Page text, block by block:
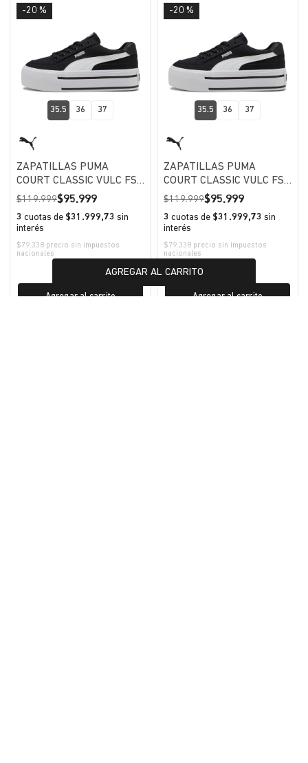
AGREGAR AL CARRITO
35.5 36 37
-20 %
ZAPATILLAS PUMA
COURT CLASSIC VULC FS
PLATFORM HOMBRE
119.999 95.999
3 cuotas de $31.999,73 sin
interés
$79.338 precio sin impuestos
nacionales
Agregar al carrito
35.5 36 37
-20 %
ZAPATILLAS PUMA
COURT CLASSIC VULC FS
PLATFORM HOMBRE
119.999 95.999
3 cuotas de $31.999,73 sin
interés
$79.338 precio sin impuestos
nacionales
Agregar al carrito